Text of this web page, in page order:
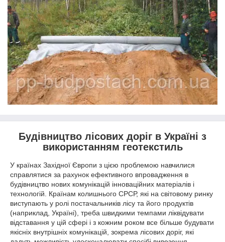
Будівництво лісових доріг в Україні з
використанням геотекстиль
У країнах Західної Європи з цією проблемою навчилися
справлятися за рахунок ефективного впровадження в
будівництво нових комунікацій інноваційних матеріалів і
технологій. Країнам колишнього СРСР, які на світовому ринку
виступають у ролі постачальників лісу та його продуктів
(наприклад, Україні), треба швидкими темпами ліквідувати
відставання у цій сфері і з кожним роком все більше будувати
якісніх внутрішніх комунікацій, зокрема лісових доріг, які